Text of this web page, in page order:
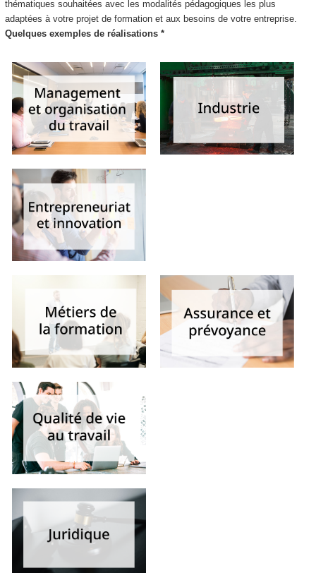
thématiques souhaitées avec les modalités pédagogiques les plus
adaptées à votre projet de formation et aux besoins de votre entreprise.
Quelques exemples de réalisations *